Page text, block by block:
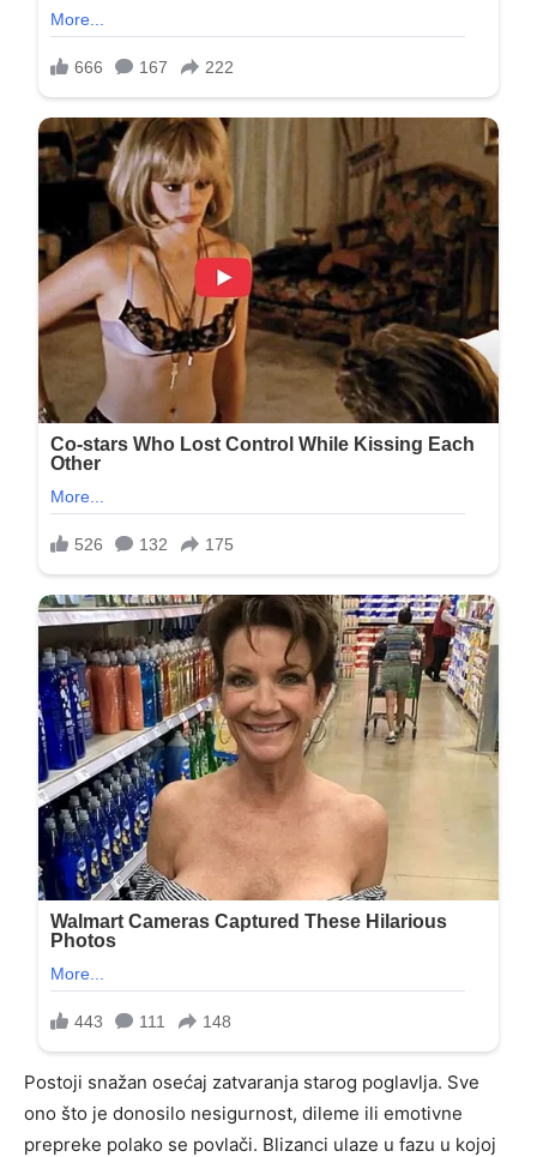
Postoji snažan osećaj zatvaranja starog poglavlja. Sve
ono što je donosilo nesigurnost, dileme ili emotivne
prepreke polako se povlači. Blizanci ulaze u fazu u kojoj